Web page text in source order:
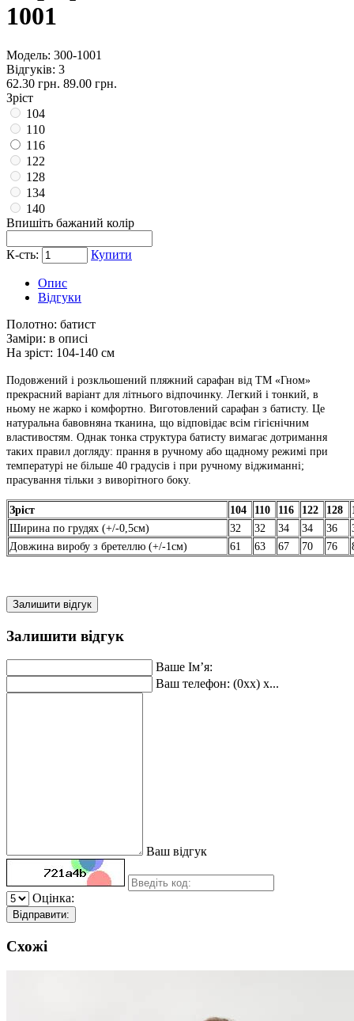
1001
Модель: 300-1001
Відгуків: 3
62.30 грн. 89.00 грн.
Зріст
104
110
116
122
128
134
140
Впишіть бажаний колір
К-сть: Купити
Опис
Відгуки
Полотно: батист
Заміри: в описі
На зріст: 104-140 см
Подовжений і розкльошений пляжний сарафан від ТМ «Гном»
прекрасний варіант для літнього відпочинку. Легкий і тонкий, в
ньому не жарко і комфортно. Виготовлений сарафан з батисту. Це
натуральна бавовняна тканина, що відповідає всім гігієнічним
властивостям. Однак тонка структура батисту вимагає дотримання
таких правил догляду: прання в ручному або щадному режимі при
температурі не більше 40 градусів і при ручному віджиманні;
прасування тільки з виворітного боку.
Зріст 104 110 116 122 128
Ширина по грудях (+/-0,5см)
32 32 34 34 36
Довжина виробу з бретеллю (+/-1см) 61 63 67 70 76
Залишити відгук
Залишити відгук
Ваше Ім’я:
Ваш телефон: (0xx) x...
Ваш відгук
Оцінка:
Відправити:
Схожі